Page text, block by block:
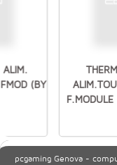
ALIM.
(BY
pcgaming Genova -